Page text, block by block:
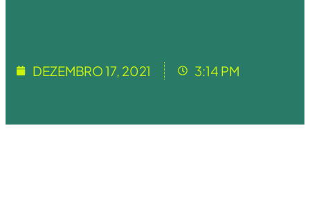
DEZEMBRO 17, 2021 3:14 PM